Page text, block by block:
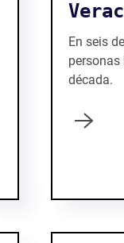
En seis
década.